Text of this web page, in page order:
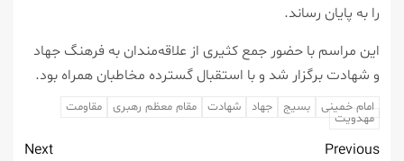
را به پایان رساند.
این مراسم با حضور جمع کثیری از علاقه‌مندان به فرهنگ جهاد
و شهادت برگزار شد و با استقبال گسترده مخاطبان همراه بود.
امام خمینی بسیج جهاد شهادت مقام معظم رهبری مقاومت
مهدویت
Previous
Next